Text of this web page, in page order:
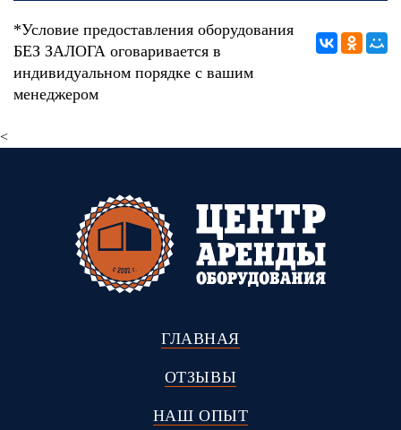
*Условие предоставления оборудования
БЕЗ ЗАЛОГА оговаривается в
индивидуальном порядке с вашим
менеджером
<
ГЛАВНАЯ
ОТЗЫВЫ
НАШ ОПЫТ